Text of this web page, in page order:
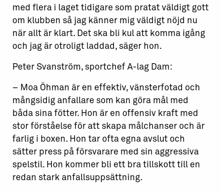
med flera i laget tidigare som pratat väldigt gott
om klubben så jag känner mig väldigt nöjd nu
när allt är klart. Det ska bli kul att komma igång
och jag är otroligt laddad, säger hon.
Peter Svanström, sportchef A-lag Dam:
– Moa Öhman är en effektiv, vänsterfotad och
mångsidig anfallare som kan göra mål med
båda sina fötter. Hon är en offensiv kraft med
stor förståelse för att skapa målchanser och är
farlig i boxen. Hon tar ofta egna avslut och
sätter press på försvarare med sin aggressiva
spelstil. Hon kommer bli ett bra tillskott till en
redan stark anfallsuppsättning.